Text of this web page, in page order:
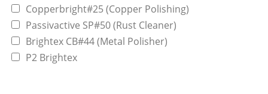
Copperbright#25 (Copper Polishing)
Passivactive SP#50 (Rust Cleaner)
Brightex CB#44 (Metal Polisher)
P2 Brightex